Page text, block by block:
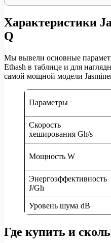
Характеристики
Q
Мы вывели основные
Ethash в таблице и для
самой мощной модели
Параметры
Скорость
хеширования Gh/s
Мощность W
Энергоэффективность
J/Gh
Уровень шума dB
Где купить и